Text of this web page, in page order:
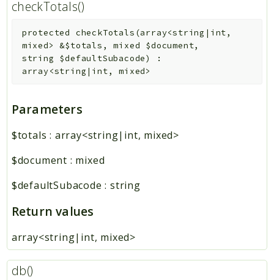
checkTotals()
protected checkTotals (array<string|int,
mixed>&$totals ,mixed $document,
string $defaultSubacode)
:
array<string|int, mixed>
Parameters
$totals : array<string|int, mixed>
$document : mixed
$defaultSubacode : string
Return values
array<string|int, mixed>
db()